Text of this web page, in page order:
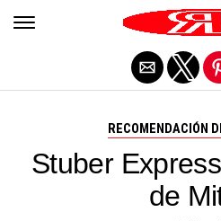
RECOMENDACIÓN
Stuber
de
Salir de la